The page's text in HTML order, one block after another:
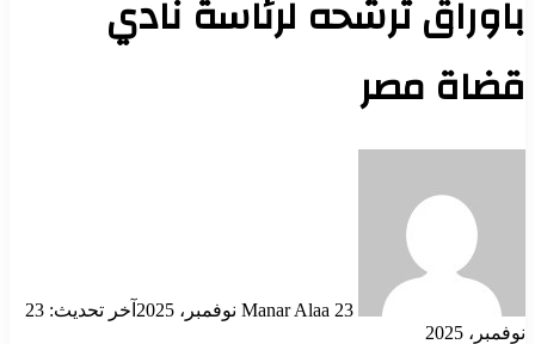
باوراق ترشحه لرئاسة نادي
قضاة مصر
Manar Alaa 23 نوفمبر، 2025
آخر تحديث: 23
نوفمبر، 2025